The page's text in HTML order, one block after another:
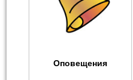
Оповещения